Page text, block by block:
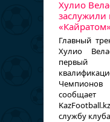
Хулио
заслужили
«Кайратом»
Главный
Хулио
первый
Чемпионов
службу